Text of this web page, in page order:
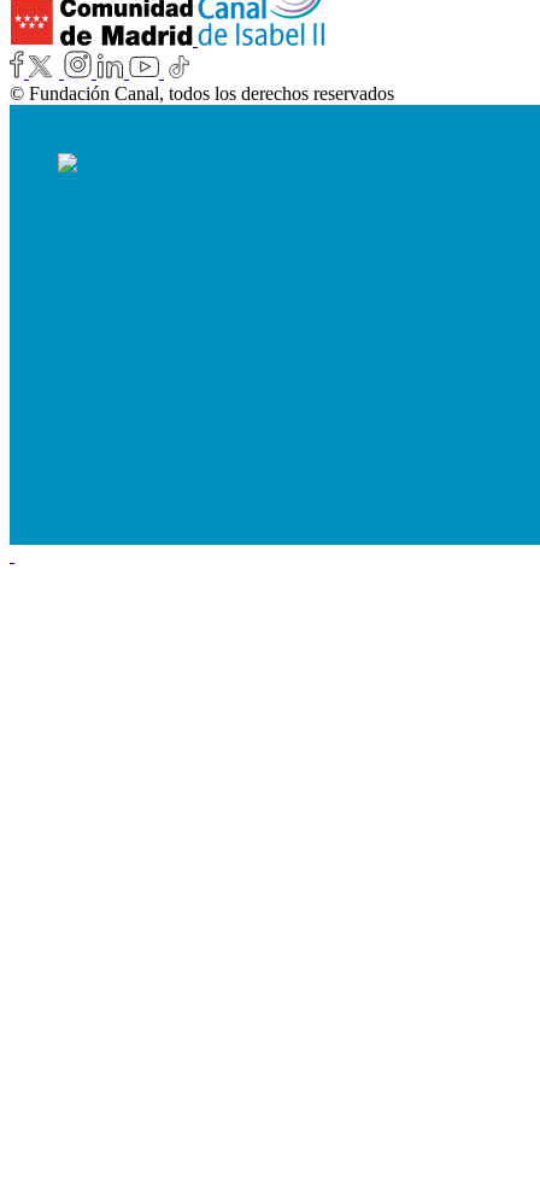
© Fundación Canal, todos los derechos reservados